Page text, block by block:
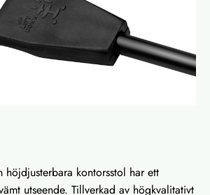
höjdjusterbara kontorsstol har ett
utseende. Tillverkad av högkvalitativt